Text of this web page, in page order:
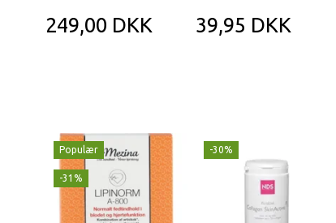
249,00 DKK 39,95 DKK
Populær
-31%
-30%